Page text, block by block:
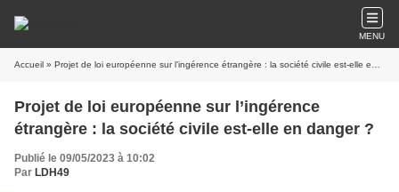
MENU
Accueil » Projet de loi européenne sur l’ingérence étrangère : la société civile est-elle en danger ?
Projet de loi européenne sur l’ingérence
étrangère : la société civile est-elle en danger ?
Publié le 09/05/2023 à 10:02
Par LDH49